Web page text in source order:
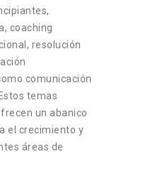
coaching
resolución
comunicación
temas
un abanico
el crecimiento y
áreas de